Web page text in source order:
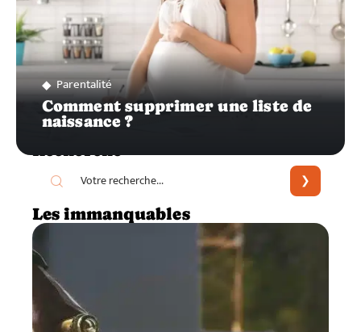
Parentalité
Comment supprimer une liste de
naissance ?
Recherche
Les immanquables